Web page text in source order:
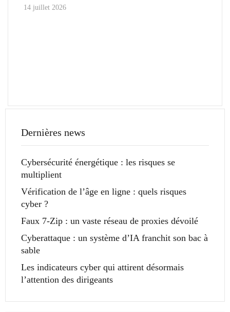
14 juillet 2026
Dernières news
Cybersécurité énergétique : les risques se
multiplient
Vérification de l’âge en ligne : quels risques
cyber ?
Faux 7-Zip : un vaste réseau de proxies dévoilé
Cyberattaque : un système d’IA franchit son bac à
sable
Les indicateurs cyber qui attirent désormais
l’attention des dirigeants